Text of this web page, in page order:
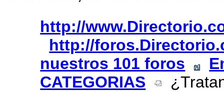
http://
http://
nuestros 101 foros
CATEGORIAS